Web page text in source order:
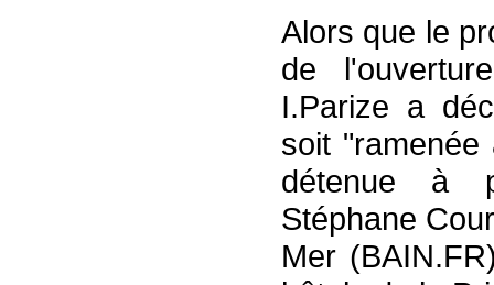
Alors que le
de
I.Parize a
soit
détenue à
Stéphane
Mer